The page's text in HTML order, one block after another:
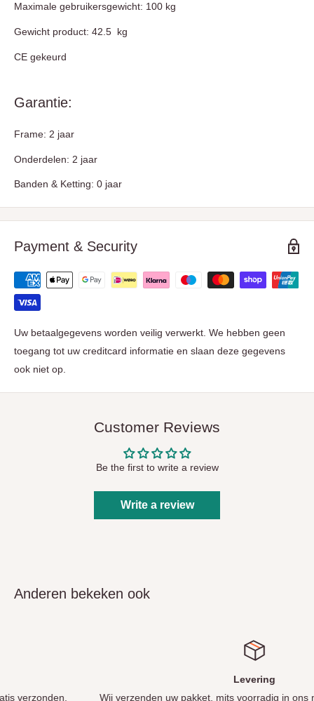
Maximale gebruikersgewicht: 100 kg
Gewicht product: 42.5 kg
CE gekeurd
Garantie:
Frame: 2 jaar
Onderdelen: 2 jaar
Banden & Ketting: 0 jaar
Payment & Security
Uw betaalgegevens worden veilig verwerkt. We hebben geen
toegang tot uw creditcard informatie en slaan deze gegevens
ook niet op.
Customer Reviews
Be the first to write a review
Write a review
Anderen bekeken ook
Wij verzenden uw pakket, mits voorradig in ons magazijn in